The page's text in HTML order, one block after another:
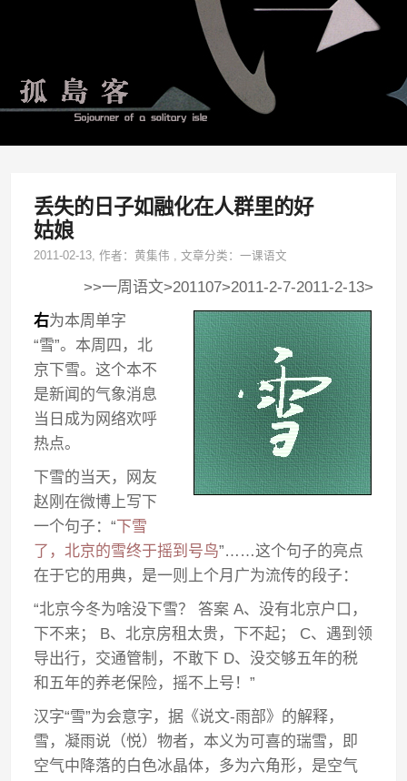
丢失的日子如融化在人群里的好
姑娘
2011-02-13, 作者：黄集伟 ,文章分类：一课语文
>>一周语文>201107>2011-2-7-2011-2-13>
右为本周单字
“雪”。本周四，北
京下雪。这个本不
是新闻的气象消息
当日成为网络欢呼
热点。
下雪的当天，网友
赵刚在微博上写下
一个句子：“下雪
了，北京的雪终于摇到号鸟”……这个句子的亮点
在于它的用典，是一则上个月广为流传的段子：
“北京今冬为啥没下雪？ 答案 A、没有北京户口，
下不来； B、北京房租太贵，下不起； C、遇到领
导出行，交通管制，不敢下 D、没交够五年的税
和五年的养老保险，摇不上号！”
汉字“雪”为会意字，据《说文-雨部》的解释，
雪，凝雨说（悦）物者，本义为可喜的瑞雪，即
空气中降落的白色冰晶体，多为六角形，是空气